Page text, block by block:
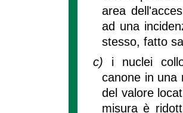
area
ad una
stesso, fatto
c) i nuclei
canone in una
del valore
misura è